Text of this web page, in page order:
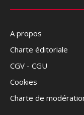
A propos
Charte éditoriale
CGV - CGU
Cookies
Charte de